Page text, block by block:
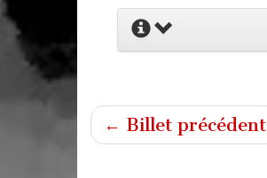
← Billet précédent